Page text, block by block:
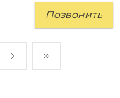
Позвонить